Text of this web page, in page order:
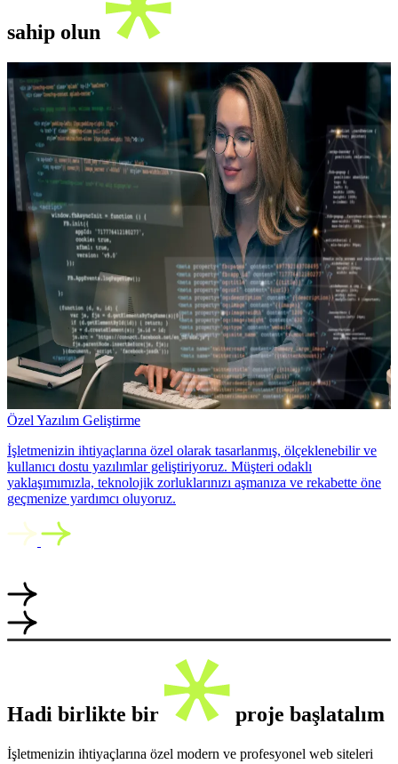
sahip olun
Özel Yazılım Geliştirme
İşletmenizin ihtiyaçlarına özel olarak tasarlanmış, ölçeklenebilir ve
kullanıcı dostu yazılımlar geliştiriyoruz. Müşteri odaklı
yaklaşımımızla, teknolojik zorluklarınızı aşmanıza ve rekabette öne
geçmenize yardımcı oluyoruz.
Hadi birlikte bir proje başlatalım
İşletmenizin ihtiyaçlarına özel modern ve profesyonel web siteleri